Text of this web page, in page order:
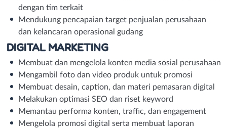
dengan tim terkait
Mendukung pencapaian target penjualan perusahaan
dan kelancaran operasional gudang
DIGITAL MARKETING
Membuat dan mengelola konten media sosial perusahaan
Mengambil foto dan video produk untuk promosi
Membuat desain, caption, dan materi pemasaran digital
Melakukan optimasi SEO dan riset keyword
Memantau performa konten, traffic, dan engagement
Mengelola promosi digital serta membuat laporan